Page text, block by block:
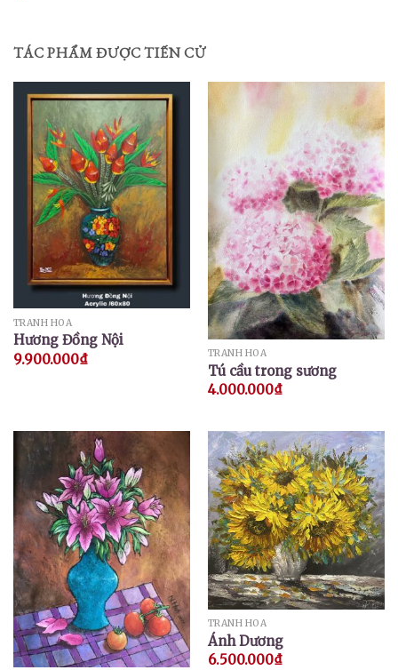
TÁC PHẨM ĐƯỢC TIẾN CỬ
TRANH HOA
Hương Đồng Nội
9.900.000₫ TRANH HOA
Tú cầu trong sương
4.000.000₫
TRANH HOA
Ánh Dương
6.500.000₫